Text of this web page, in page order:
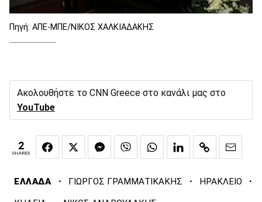
Πηγή: ΑΠΕ-ΜΠΕ/ΝΙΚΟΣ ΧΑΛΚΙΑΔΑΚΗΣ
Ακολουθήστε το CNN Greece στο κανάλι μας στο
YouTube
2
SHARES
ΕΛΛΑΔΑ · ΓΙΩΡΓΟΣ ΓΡΑΜΜΑΤΙΚΑΚΗΣ · ΗΡΑΚΛΕΙΟ ·